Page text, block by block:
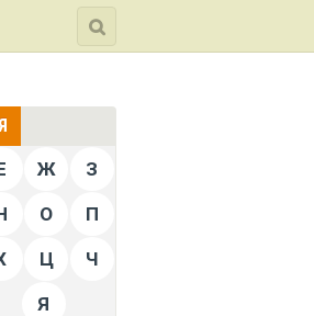
Ж З
О П
Ц Ч
Я